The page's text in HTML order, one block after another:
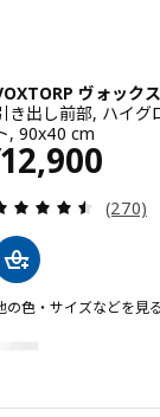
ヴォック
き出し前部, ハイグ
, 90x40 cm
12,900
格 ¥
レビ
(270)
の色・サイズなどを見る
プション: